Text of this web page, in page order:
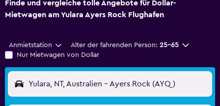
Finde und vergleiche tolle Angebote für Dollar-
Mietwagen am Yulara Ayers Rock Flughafen
Anmietstation Alter der fahrenden Person: 25-65
Nur Mietwagen von Dollar
Yulara, NT, Australien - Ayers Rock (AYQ)